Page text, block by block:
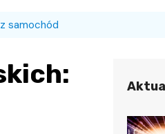
Taxi
Radcy prawni
samochód